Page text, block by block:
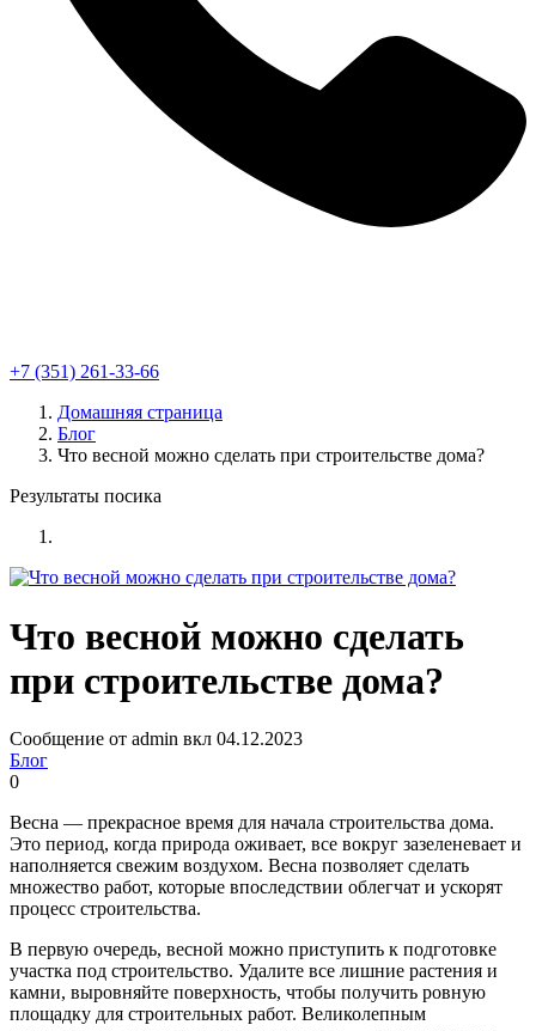
+7 (351) 261-33-66
Домашняя страница
Блог
Что весной можно сделать при строительстве дома?
Результаты посика
Что весной можно сделать
при строительстве дома?
Сообщение от admin вкл 04.12.2023
Блог
0
Весна — прекрасное время для начала строительства дома.
Это период, когда природа оживает, все вокруг зазеленевает и
наполняется свежим воздухом. Весна позволяет сделать
множество работ, которые впоследствии облегчат и ускорят
процесс строительства.
В первую очередь, весной можно приступить к подготовке
участка под строительство. Удалите все лишние растения и
камни, выровняйте поверхность, чтобы получить ровную
площадку для строительных работ. Великолепным